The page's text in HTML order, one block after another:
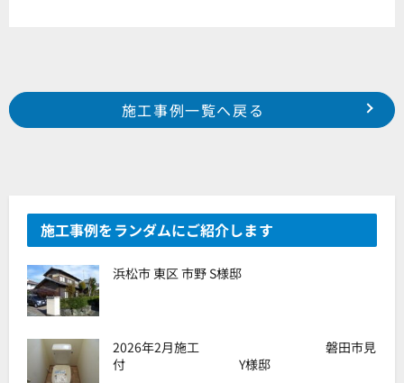
Prev
2025年8月施工 浜松市中央区金折町 某工場様
施工事例一覧へ戻る
施工事例をランダムにご紹介します
浜松市 東区 市野 S様邸
2026年2月施工 磐田市見
付 Y様邸